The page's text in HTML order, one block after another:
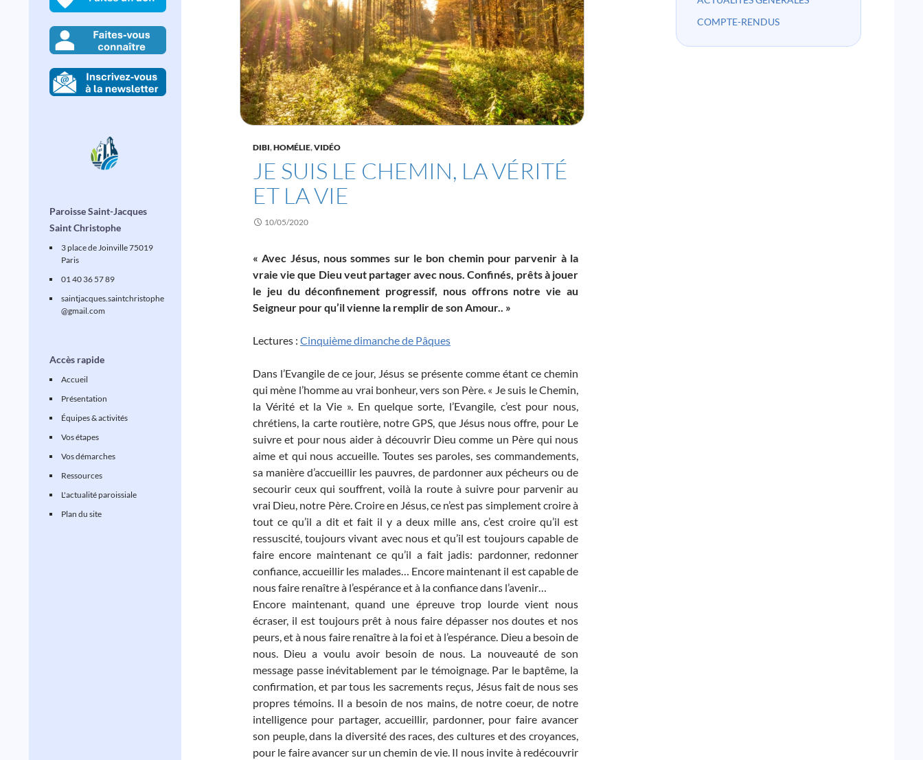
DIBI,HOMÉLIE,VIDÉO
JE SUIS LE CHEMIN, LA VÉRITÉ
ET LA VIE
10/05/2020
« Avec Jésus, nous sommes sur le bon chemin pour parvenir à la
vraie vie que Dieu veut partager avec nous. Confinés, prêts à jouer
le jeu du déconfinement progressif, nous offrons notre vie au
Seigneur pour qu’il vienne la remplir de son Amour.. »
Lectures : Cinquième dimanche de Pâques
Dans l’Evangile de ce jour, Jésus se présente comme étant ce chemin
qui mène l’homme au vrai bonheur, vers son Père. « Je suis le Chemin,
la Vérité et la Vie ». En quelque sorte, l’Evangile, c’est pour nous,
chrétiens, la carte routière, notre GPS, que Jésus nous offre, pour Le
suivre et pour nous aider à découvrir Dieu comme un Père qui nous
aime et qui nous accueille. Toutes ses paroles, ses commandements,
sa manière d’accueillir les pauvres, de pardonner aux pécheurs ou de
secourir ceux qui souffrent, voilà la route à suivre pour parvenir au
vrai Dieu, notre Père. Croire en Jésus, ce n’est pas simplement croire à
tout ce qu’il a dit et fait il y a deux mille ans, c’est croire qu’il est
ressuscité, toujours vivant avec nous et qu’il est toujours capable de
faire encore maintenant ce qu’il a fait jadis: pardonner, redonner
confiance, accueillir les malades… Encore maintenant il est capable de
nous faire renaître à l’espérance et à la confiance dans l’avenir…
Encore maintenant, quand une épreuve trop lourde vient nous
écraser, il est toujours prêt à nous faire dépasser nos doutes et nos
peurs, et à nous faire renaître à la foi et à l’espérance. Dieu a besoin de
nous. Dieu a voulu avoir besoin de nous. La nouveauté de son
message passe inévitablement par le témoignage. Par le baptême, la
confirmation, et par tous les sacrements reçus, Jésus fait de nous ses
propres témoins. Il a besoin de nos mains, de notre coeur, de notre
intelligence pour partager, accueillir, pardonner, pour faire avancer
son peuple, dans la diversité des races, des cultures et des croyances,
pour le faire avancer sur un chemin de vie. Il nous invite à redécouvrir
COMPTE-RENDUS
Paroisse Saint-Jacques
Saint Christophe
3 place de Joinville 75019
Paris
01 40 36 57 89
saintjacques .saintchristophe
@gmail.com
Accès rapide
Accueil
Présentation
Équipes & activités
Vos étapes
Vos démarches
Ressources
L'actualité paroissiale
Plan du site